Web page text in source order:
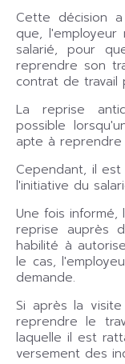
Cette décision
que,
salarié, pour
reprendre son
contrat de travail
La reprise
possible
apte à reprendre
Cependant, il
l'initiative du
Une fois informé,
reprise auprès
habilité à
le cas,
demande.
Si après la
reprendre le
laquelle il est
versement des